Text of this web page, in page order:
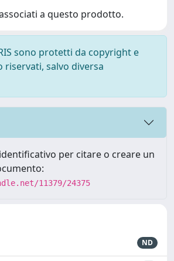
a questo prodotto.
sono protetti da copyright e
salvo diversa
per citare o creare un
11379/24375
ND